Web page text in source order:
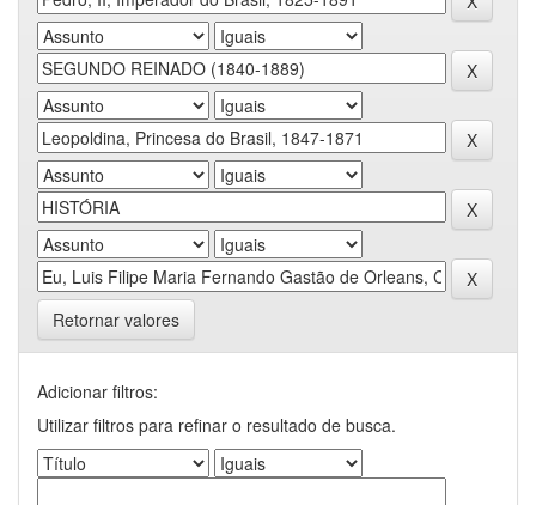
Retornar valores
Adicionar filtros:
Utilizar filtros para refinar o resultado de busca.